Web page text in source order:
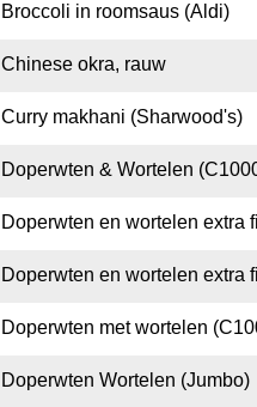
Broccoli in roomsaus (Aldi)
Chinese okra, rauw
Curry makhani (Sharwood's)
Doperwten & Wortelen
Doperwten en wortelen extra
Doperwten en wortelen extra
Doperwten met wortelen
Doperwten Wortelen (Jumbo)